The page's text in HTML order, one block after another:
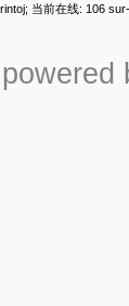
当前在线: 106
powered